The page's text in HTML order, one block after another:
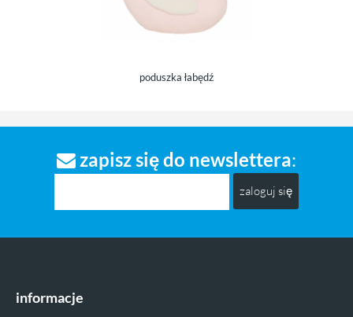
poduszka łabędź
zapisz się do newslettera
zaloguj się
informacje